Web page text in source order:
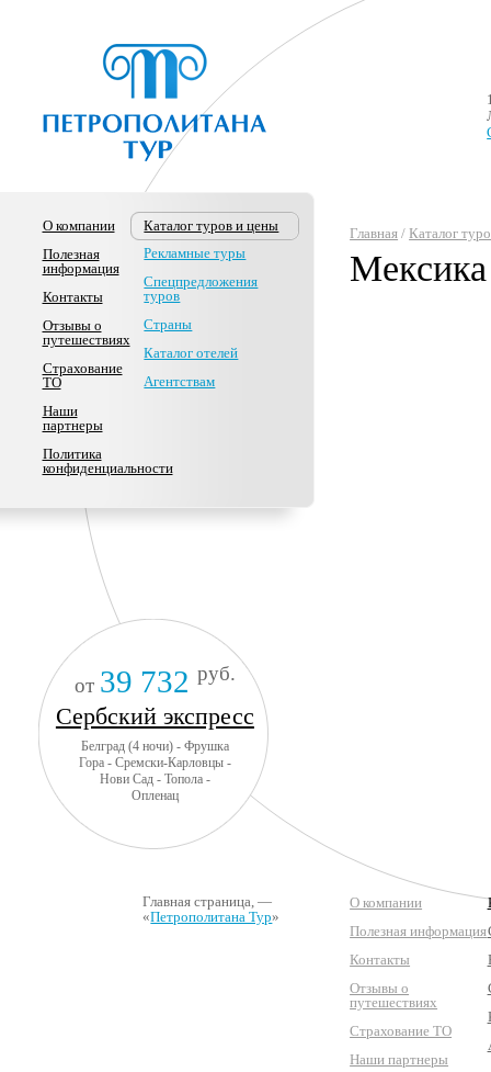
О компании
Полезная
информация
Контакты
Отзывы о
путешествиях
Страхование
ТО
Наши
партнеры
Политика
конфиденциальности
Каталог туров и цены
Рекламные туры
Спецпредложения
туров
Страны
Каталог отелей
Агентствам
от 39 732 руб.
Сербский экспресс
Белград (4 ночи) - Фрушка
Гора - Сремски-Карловцы -
Нови Сад - Топола -
Опленац
Главная /Каталог
Мексика
Главная страница, —
«Петрополитана Тур»
О компании
Полезная информация
Контакты
Отзывы о
путешествиях
Страхование ТО
Наши партнеры